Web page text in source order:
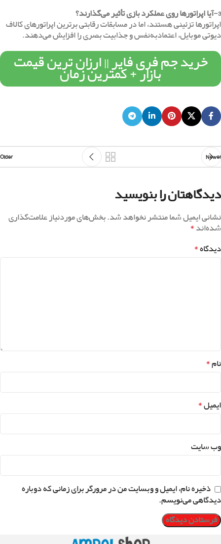
3-آیا اپراتورها روی عملکرد بازی تأثیر می‌گذارند؟
اپراتورها تزئینی هستند، اما در مسابقات رقابتی برترین اپراتورهای کالاف
دیوتی موبایل، اعتمادبه‌نفس و جذابیت بصری را افزایش می‌دهند.
خرید جم فری فایر || ارزان ترین قیمت
بازار + کمترین زمان
Newer
Older
دیدگاهتان را بنویسید
نشانی ایمیل شما منتشر نخواهد شد.بخش‌های موردنیاز علامت‌گذاری
شده‌اند*
دیدگاه*
نام*
ایمیل*
وب‌ سایت
ذخیره نام، ایمیل و وبسایت من در مرورگر برای زمانی که دوباره
دیدگاهی می‌نویسم.